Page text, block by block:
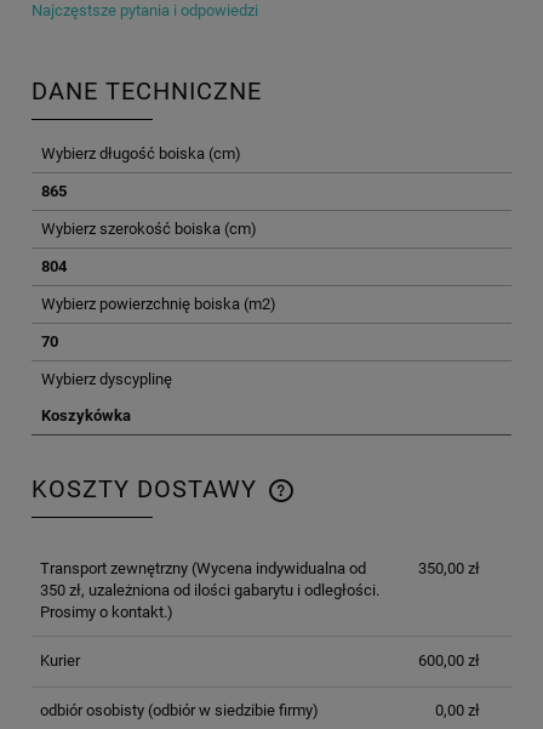
Najczęstsze pytania i odpowiedzi
DANE TECHNICZNE
Wybierz długość boiska (cm)
865
Wybierz szerokość boiska (cm)
804
Wybierz powierzchnię boiska (m2)
70
Wybierz dyscyplinę
Koszykówka
KOSZTY DOSTAWY
CENA NIE ZAWIERA EWENTUALNYCH KOSZTÓW
Transport zewnętrzny(Wycena indywidualna od
350 zł, uzależniona od ilości gabarytu i odległości.
Prosimy o kontakt.)
350,00 zł
Kurier 600,00 zł
odbiór osobisty(odbiór w siedzibie firmy) 0,00 zł